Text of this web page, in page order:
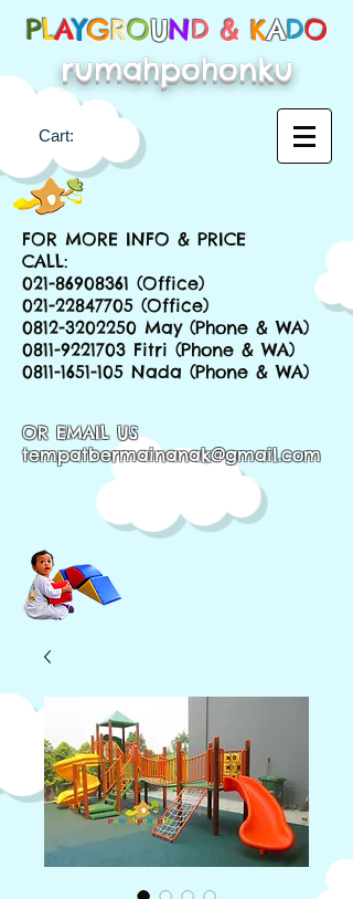
PLAYGROUND & KADO
rumahpohonku
Cart:
FOR MORE INFO & PRICE
CALL:
021-86908361 (Office)
021-22847705 (Office)
0812-3202250 May (Phone & WA)
0811-9221703 Fitri (Phone & WA)
0811-1651-105 Nada (Phone & WA)
OR EMAIL US
tempatbermainanak@gmail.com